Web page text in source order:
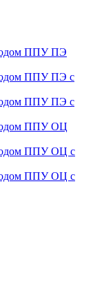
ППУ ПЭ
ППУ ПЭ с
ППУ ПЭ с
ППУ ОЦ
ППУ ОЦ с
ППУ ОЦ с